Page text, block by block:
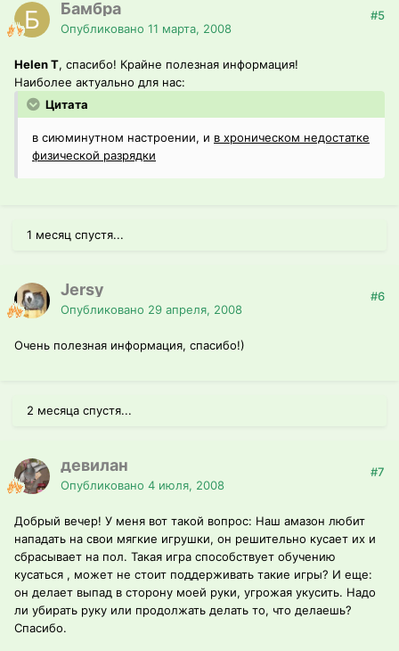
Бамбра
Опубликовано 11 марта, 2008
#5
Helen T, спасибо! Крайне полезная информация!
Наиболее актуально для нас:
Цитата
в сиюминутном настроении, и в хроническом недостатке
физической разрядки
1 месяц спустя...
Jersy
Опубликовано 29 апреля, 2008
#6
Очень полезная информация, спасибо!)
2 месяца спустя...
девилан
Опубликовано 4 июля, 2008
#7
Добрый вечер! У меня вот такой вопрос: Наш амазон любит
нападать на свои мягкие игрушки, он решительно кусает их и
сбрасывает на пол. Такая игра способствует обучению
кусаться , может не стоит поддерживать такие игры? И еще:
он делает выпад в сторону моей руки, угрожая укусить. Надо
ли убирать руку или продолжать делать то, что делаешь?
Спасибо.